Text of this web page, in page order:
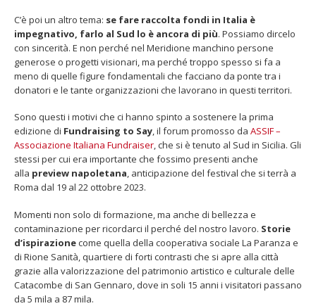
C’è poi un altro tema: se fare raccolta fondi in Italia è
impegnativo, farlo al Sud lo è ancora di più. Possiamo dircelo
con sincerità. E non perché nel Meridione manchino persone
generose o progetti visionari, ma perché troppo spesso si fa a
meno di quelle figure fondamentali che facciano da ponte tra i
donatori e le tante organizzazioni che lavorano in questi territori.
Sono questi i motivi che ci hanno spinto a sostenere la prima
edizione di Fundraising to Say, il forum promosso da ASSIF –
Associazione Italiana Fundraiser, che si è tenuto al Sud in Sicilia. Gli
stessi per cui era importante che fossimo presenti anche
alla preview napoletana, anticipazione del festival che si terrà a
Roma dal 19 al 22 ottobre 2023.
Momenti non solo di formazione, ma anche di bellezza e
contaminazione per ricordarci il perché del nostro lavoro. Storie
d’ispirazionecome quella della cooperativa sociale La Paranza e
di Rione Sanità, quartiere di forti contrasti che si apre alla città
grazie alla valorizzazione del patrimonio artistico e culturale delle
Catacombe di San Gennaro, dove in soli 15 anni i visitatori passano
da 5 mila a 87 mila.
Fino al 29 marzo 2026 – Anziani
malati e fragili, VIDAS lancia
una campagna per rafforzare
l’assistenza domiciliare
2026
13 dicembre 2024 – In
carnet per le Prove Aperte
della Filarmonica della
Dicembre 14, 2024
5 ottobre 2026 – “Jannacci…
dintorni” per festeggiare i